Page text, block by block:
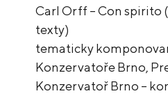
Carl Orff – Con spirito
texty)
tematicky
Konzervatoře Brno,
Konzervatoř Brno –